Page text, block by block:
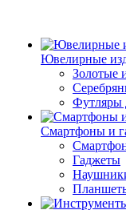
Ювелирные
Золотые
Футляры
Смартфоны и
Гаджеты